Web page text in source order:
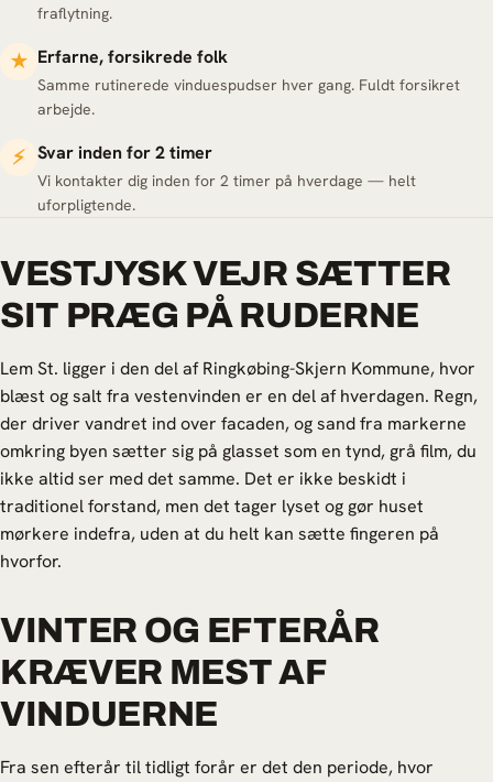
fraflytning.
★ Erfarne, forsikrede folk
Samme rutinerede vinduespudser hver gang. Fuldt forsikret
arbejde.
⚡ Svar inden for 2 timer
Vi kontakter dig inden for 2 timer på hverdage — helt
uforpligtende.
VESTJYSK VEJR SÆTTER
SIT PRÆG PÅ RUDERNE
Lem St. ligger i den del af Ringkøbing-Skjern Kommune, hvor
blæst og salt fra vestenvinden er en del af hverdagen. Regn,
der driver vandret ind over facaden, og sand fra markerne
omkring byen sætter sig på glasset som en tynd, grå film, du
ikke altid ser med det samme. Det er ikke beskidt i
traditionel forstand, men det tager lyset og gør huset
mørkere indefra, uden at du helt kan sætte fingeren på
hvorfor.
VINTER OG EFTERÅR
KRÆVER MEST AF
VINDUERNE
Fra sen efterår til tidligt forår er det den periode, hvor